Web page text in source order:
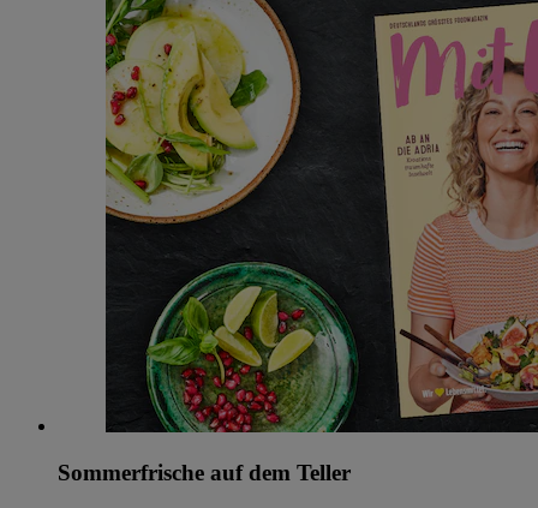
Sommerfrische auf dem Teller